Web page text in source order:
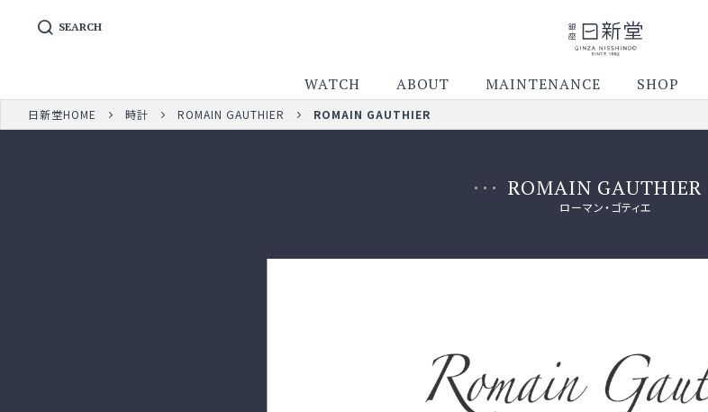
WATCH ABOUT MAINTENANCE SHOP
SEARCH
日新堂HOME 時計 ROMAIN GAUTHIER ROMAIN GAUTHIER
ROMAIN GAUTHIER
ローマン・ゴティエ